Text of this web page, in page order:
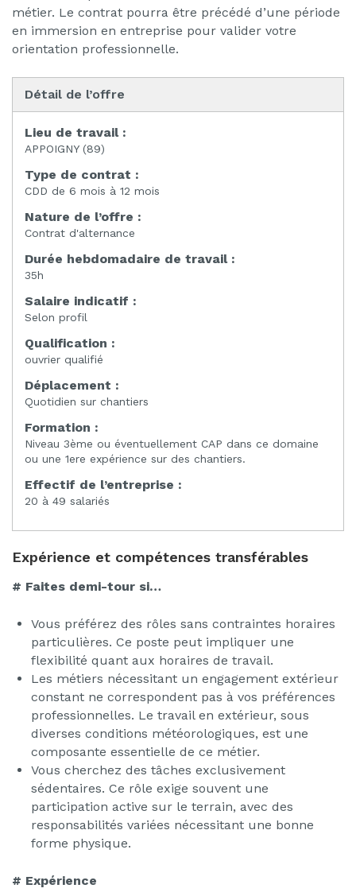
métier. Le contrat pourra être précédé d’une période
en immersion en entreprise pour valider votre
orientation professionnelle.
Détail de l’offre
Lieu de travail :
APPOIGNY (89)
Type de contrat :
CDD de 6 mois à 12 mois
Nature de l’offre :
Contrat d'alternance
Durée hebdomadaire de travail :
35h
Salaire indicatif :
Selon profil
Qualification :
ouvrier qualifié
Déplacement :
Quotidien sur chantiers
Formation :
Niveau 3ème ou éventuellement CAP dans ce domaine
ou une 1ere expérience sur des chantiers.
Effectif de l’entreprise :
20 à 49 salariés
Expérience et compétences transférables
# Faites demi-tour si…
Vous préférez des rôles sans contraintes horaires
particulières. Ce poste peut impliquer une
flexibilité quant aux horaires de travail.
Les métiers nécessitant un engagement extérieur
constant ne correspondent pas à vos préférences
professionnelles. Le travail en extérieur, sous
diverses conditions météorologiques, est une
composante essentielle de ce métier.
Vous cherchez des tâches exclusivement
sédentaires. Ce rôle exige souvent une
participation active sur le terrain, avec des
responsabilités variées nécessitant une bonne
forme physique.
# Expérience